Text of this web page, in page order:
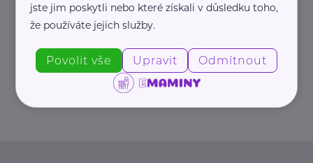
poskytuje více ...
+420 702 019 159
info@odevnibanka.cz
jste jim poskytli nebo které získali v důsledku toho,
že používáte jejich služby.
Povolit vše Upravit Odmítnout